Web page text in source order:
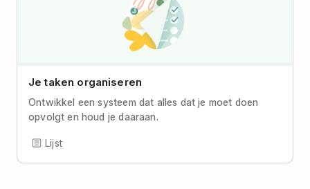
Je taken organiseren
Ontwikkel een systeem dat alles dat je moet doen
opvolgt en houd je daaraan.
Lijst